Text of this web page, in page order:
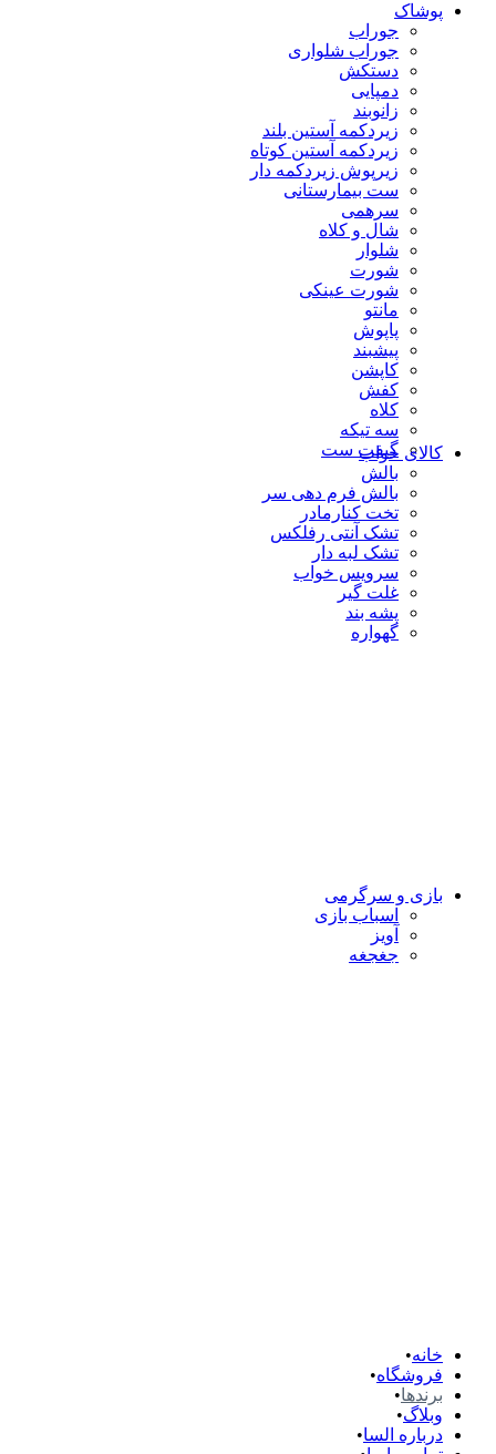
پوشاک
جوراب
جوراب شلواری
دستکش
دمپایی
زانوبند
زیردکمه آستین بلند
زیردکمه آستین کوتاه
زیرپوش زیردکمه دار
ست بیمارستانی
سرهمی
شال و کلاه
شلوار
شورت
شورت عینکی
مانتو
پاپوش
پیشبند
کاپشن
کفش
کلاه
سه تیکه
گیفت ستکالای خواب
بالش
بالش فرم دهی سر
تخت کنارمادر
تشک آنتی رفلکس
تشک لبه دار
سرویس خواب
غلت گیر
پشه بند
گهواره
بازی و سرگرمی
اسباب بازی
آویز
جغجغه
خانه
فروشگاه
برندها
وبلاگ
درباره السا